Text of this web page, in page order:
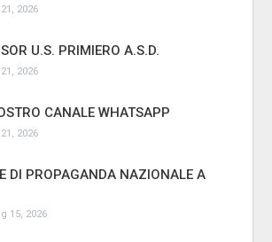
2026
U.S. PRIMIERO A.S.D.
2026
CANALE WHATSAPP
2026
DI PROPAGANDA NAZIONALE A
15, 2026